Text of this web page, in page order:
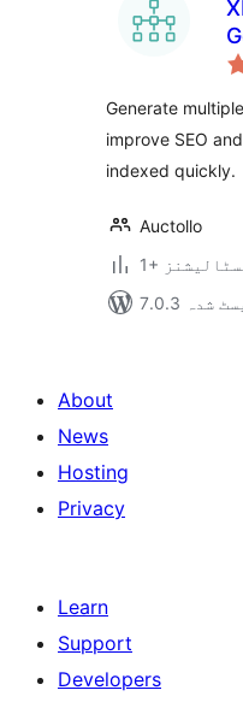
Generate
improve SEO
indexed quickly.
Auctollo
شدہ
About
News
Hosting
Privacy
Learn
Support
Developers